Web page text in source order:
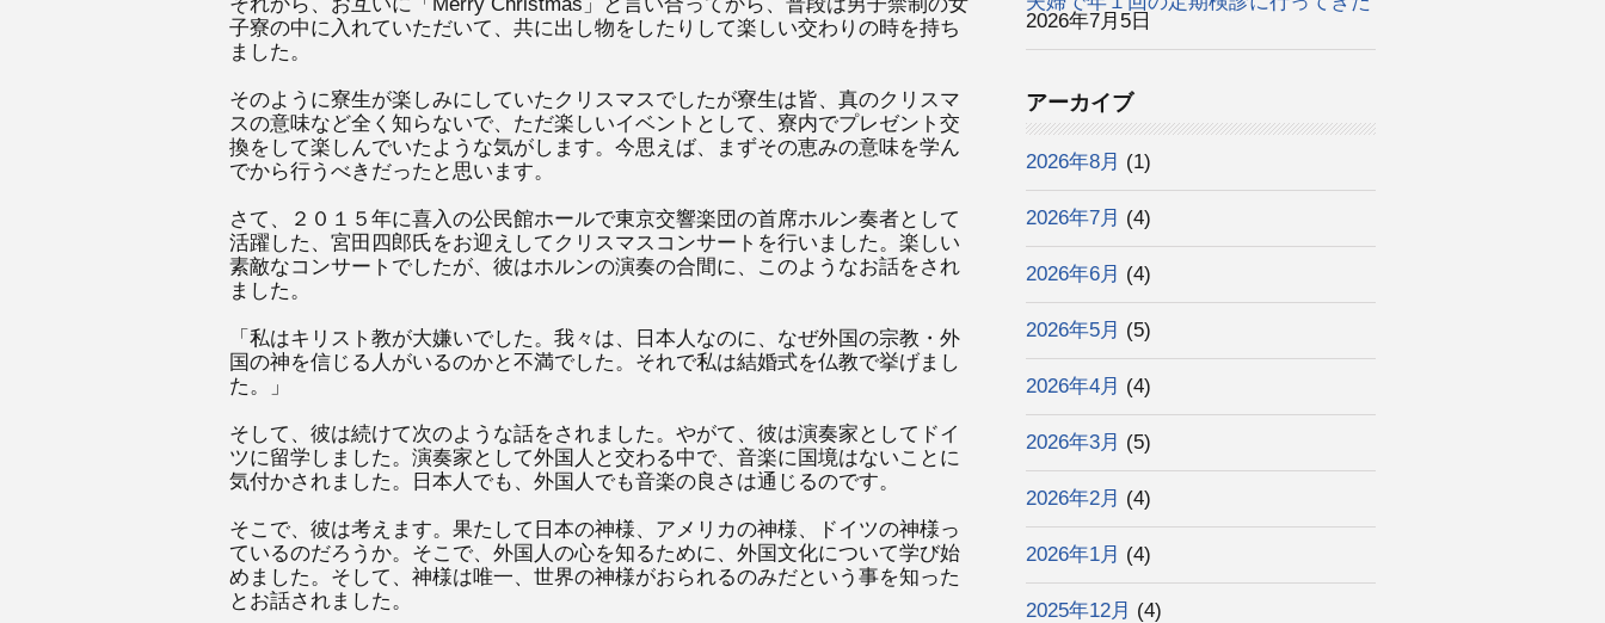
子寮の中に入れていただいて、共に出し物をしたりして楽しい交わりの時を持ち
ました。
そのように寮生が楽しみにしていたクリスマスでしたが寮生は皆、真のクリスマ
スの意味など全く知らないで、ただ楽しいイベントとして、寮内でプレゼント交
換をして楽しんでいたような気がします。今思えば、まずその恵みの意味を学ん
でから行うべきだったと思います。
さて、２０１５年に喜入の公民館ホールで東京交響楽団の首席ホルン奏者として
活躍した、宮田四郎氏をお迎えしてクリスマスコンサートを行いました。楽しい
素敵なコンサートでしたが、彼はホルンの演奏の合間に、このようなお話をされ
ました。
「私はキリスト教が大嫌いでした。我々は、日本人なのに、なぜ外国の宗教・外
国の神を信じる人がいるのかと不満でした。それで私は結婚式を仏教で挙げまし
た。」
そして、彼は続けて次のような話をされました。やがて、彼は演奏家としてドイ
ツに留学しました。演奏家として外国人と交わる中で、音楽に国境はないことに
気付かされました。日本人でも、外国人でも音楽の良さは通じるのです。
そこで、彼は考えます。果たして日本の神様、アメリカの神様、ドイツの神様っ
ているのだろうか。そこで、外国人の心を知るために、外国文化について学び始
めました。そして、神様は唯一、世界の神様がおられるのみだという事を知った
とお話されました。
2026年7月5日
アーカイブ
2026年8月 (1)
2026年7月 (4)
2026年6月 (4)
2026年5月 (5)
2026年4月 (4)
2026年3月 (5)
2026年2月 (4)
2026年1月 (4)
2025年12月 (4)